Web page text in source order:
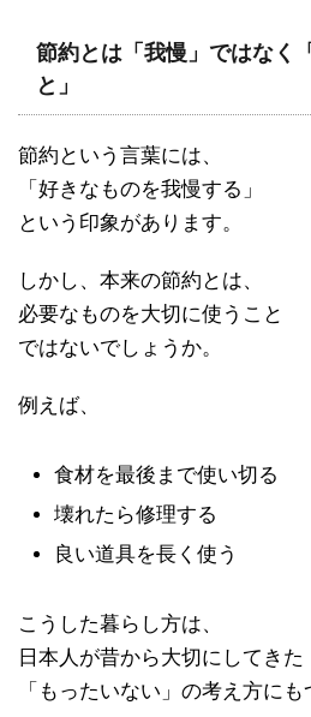
節約とは「我慢」ではなく
と」
節約という言葉には、
「好きなものを我慢する」
という印象があります。
しかし、本来の節約とは、
必要なものを大切に使うこと
ではないでしょうか。
例えば、
食材を最後まで使い切る
壊れたら修理する
良い道具を長く使う
こうした暮らし方は、
日本人が昔から大切にしてきた
「もったいない」の考え方にも